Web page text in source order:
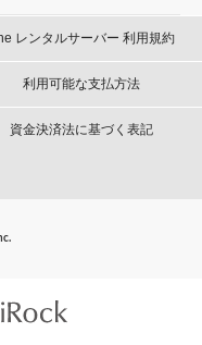
レンタルサーバー 利用規約
利用可能な支払方法
資金決済法に基づく表記